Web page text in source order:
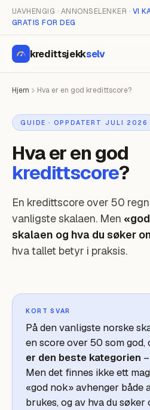
UAVHENGIG · ANNONSELENKER · VI
GRATIS FOR DEG
kredittsjekkselv
Hjem Hva er en god kredittscore?
GUIDE · OPPDATERT JULI 2026
Hva er en god
kredittscore?
En kredittscore over 50
vanligste skalaen. Men
skalaen og hva du søker
hva tallet betyr i praksis.
KORT SVAR
På den vanligste norske
en score over 50 som god,
er den beste kategorien
Men det finnes ikke ett
«god nok» avhenger både
brukes, og av hva du søker